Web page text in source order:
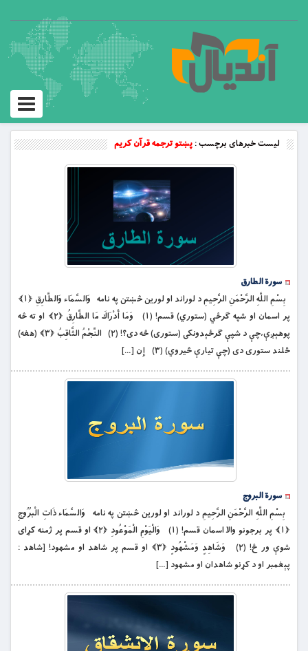
Toggle
لیست خبرهای برچسب :پښتو ترجمه قرآن کریم
سورة الطارق
بِسْمِ اللَّهِ الرَّحْمَنِ الرَّحِيمِ د لوراند او لورین څښتن په نامه وَالسَّمَاء وَالطَّارِقِ ﴿۱﴾
پر اسمان او شپه ګرځي (ستوري) قسم! (۱) وَمَا أَدْرَاكَ مَا الطَّارِقُ ﴿۲﴾ او ته څه
پوهېږې،چې د شپې ګرځېدونكى (ستورى) څه دى؟! (۲) النَّجْمُ الثَّاقِبُ ﴿۳﴾ (هغه)
ځلند ستورى دى (چې تيارې څيروي) (۳) إِن […]
سورة البروج
بِسْمِ اللَّهِ الرَّحْمَنِ الرَّحِيمِ د لوراند او لورین څښتن په نامه وَالسَّمَاء ذَاتِ الْبُرُوجِ
﴿۱﴾ پر برجونو والا اسمان قسم! (۱) وَالْيَوْمِ الْمَوْعُودِ ﴿۲﴾ او قسم پر ژمنه كړاى
شوې ور ځ! (۲) وَشَاهِدٍ وَمَشْهُودٍ ﴿۳﴾ او قسم پر شاهد او مشهود! [شاهد :
پېغمبر او د كړنو شاهدان او مشهود […]